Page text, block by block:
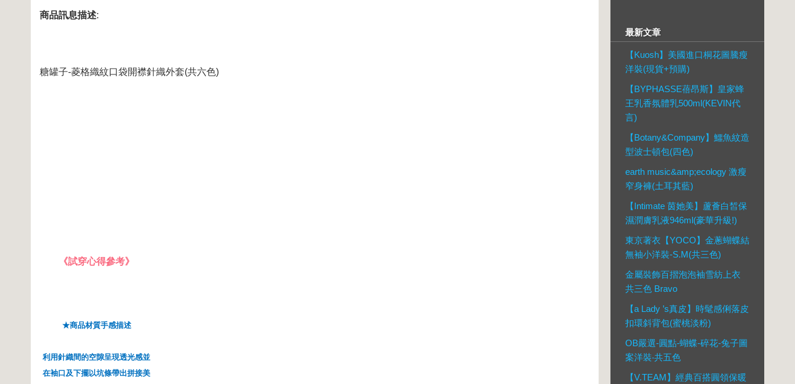
商品訊息描述:
糖罐子-菱格織紋口袋開襟針織外套(共六色)
《試穿心得參考》
★商品材質手感描述
利用針織間的空隙呈現透光感並
在袖口及下擺以坑條帶出拼接美
最新文章
【Kuosh】美國進口桐花圖騰瘦
洋裝(現貨+預購)
【BYPHASSE蓓昂斯】皇家蜂
王乳香氛體乳500ml(KEVIN代
言)
【Botany&Company】鱷魚紋造
型波士頓包(四色)
earth music&amp;ecology 激瘦
窄身褲(土耳其藍)
【Intimate 茵她美】蘆薈白皙保
濕潤膚乳液946ml(豪華升級!)
東京著衣【YOCO】金蔥蝴蝶結
無袖小洋裝-S.M(共三色)
金屬裝飾百摺泡泡袖雪紡上衣
共三色 Bravo
【a Lady ’s真皮】時髦感俐落皮
扣環斜背包(蜜桃淡粉)
OB嚴選-圓點-蝴蝶-碎花-兔子圖
案洋裝‧共五色
【V.TEAM】經典百搭圓領保暖